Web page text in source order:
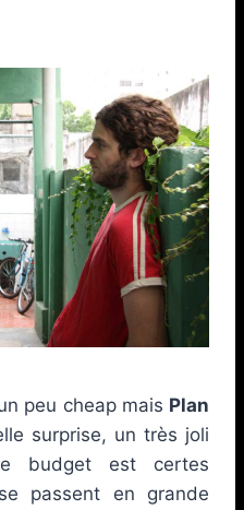
peu cheap mais Plan
surprise, un très joli
budget est certes
passent en grande